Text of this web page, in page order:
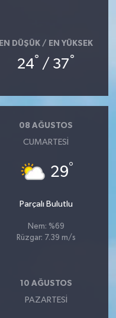
EN DÜŞÜK / EN YÜKSEK
24° / 37°
08 AĞUSTOS
CUMARTESI
29°
Parçalı Bulutlu
Nem: %69
Rüzgar: 7.39 m/s
10 AĞUSTOS
PAZARTESI